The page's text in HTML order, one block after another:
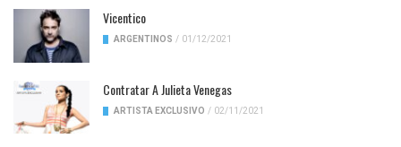
Vicentico
ARGENTINOS / 01/12/2021
Contratar A Julieta Venegas
ARTISTA EXCLUSIVO / 02/11/2021